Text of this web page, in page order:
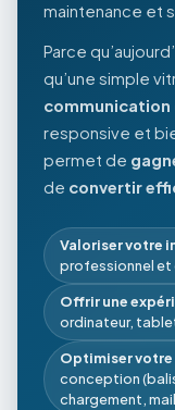
maintenance et
Parce
qu’une simple
communication
responsive et
permet de
de convertir
Valoriser votre
professionnel et
Offrir une
ordinateur,
Optimiser
conception
chargement,